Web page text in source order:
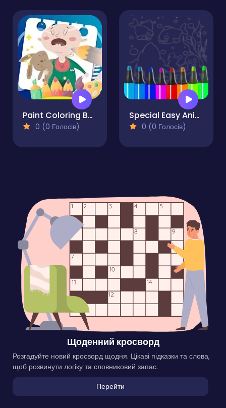
Paint Coloring Book
0 (0 Голосів)
Special Easy Animal Coloring Pages For Kids
0 (0 Голосів)
Щоденний кросворд
Розгадуйте новий кросворд щодня. Цікаві підказки та слова,
щоб розвинути логіку та словниковий запас.
Перейти